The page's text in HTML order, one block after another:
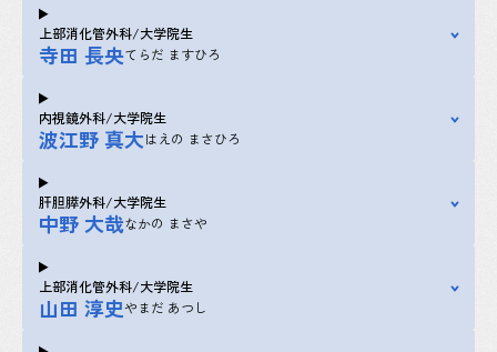
上部消化管外科/大学院生
寺田 長央てらだ ますひろ
内視鏡外科/大学院生
波江野 真大はえの まさひろ
肝胆膵外科/大学院生
中野 大哉なかの まさや
上部消化管外科/大学院生
山田 淳史やまだ あつし